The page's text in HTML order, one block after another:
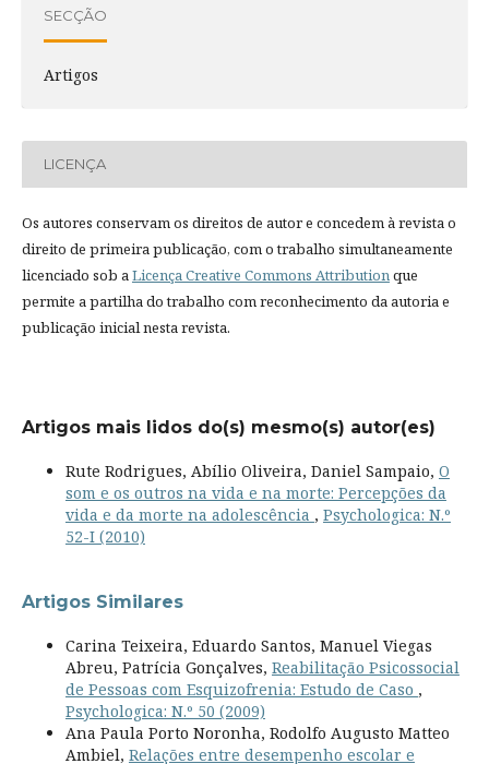
SECÇÃO
Artigos
LICENÇA
Os autores conservam os direitos de autor e concedem à revista o
direito de primeira publicação, com o trabalho simultaneamente
licenciado sob aLicença Creative Commons Attributionque
permite a partilha do trabalho com reconhecimento da autoria e
publicação inicial nesta revista.
Artigos mais lidos do(s) mesmo(s) autor(es)
Rute Rodrigues, Abílio Oliveira, Daniel Sampaio, O
som e os outros na vida e na morte: Percepções da
vida e da morte na adolescência , Psychologica: N.º
52-I (2010)
Artigos Similares
Carina Teixeira, Eduardo Santos, Manuel Viegas
Abreu, Patrícia Gonçalves, Reabilitação Psicossocial
de Pessoas com Esquizofrenia: Estudo de Caso ,
Psychologica: N.º 50 (2009)
Ana Paula Porto Noronha, Rodolfo Augusto Matteo
Ambiel, Relações entre desempenho escolar e